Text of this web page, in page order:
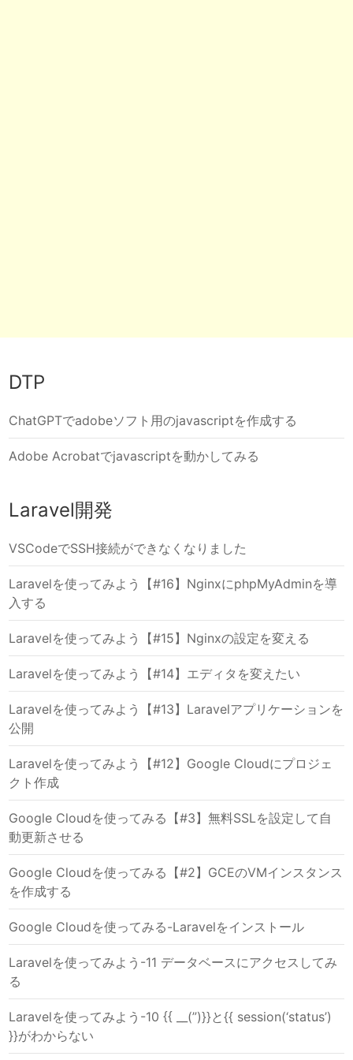
DTP
ChatGPTでadobeソフト用のjavascriptを作成する
Adobe Acrobatでjavascriptを動かしてみる
Laravel開発
VSCodeでSSH接続ができなくなりました
Laravelを使ってみよう【#16】NginxにphpMyAdminを導
入する
Laravelを使ってみよう【#15】Nginxの設定を変える
Laravelを使ってみよう【#14】エディタを変えたい
Laravelを使ってみよう【#13】Laravelアプリケーションを
公開
Laravelを使ってみよう【#12】Google Cloudにプロジェ
クト作成
Google Cloudを使ってみる【#3】無料SSLを設定して自
動更新させる
Google Cloudを使ってみる【#2】GCEのVMインスタンス
を作成する
Google Cloudを使ってみる-Laravelをインストール
Laravelを使ってみよう-11 データベースにアクセスしてみ
る
Laravelを使ってみよう-10 {{ __(”)}}と{{ session(‘status’)
}}がわからない